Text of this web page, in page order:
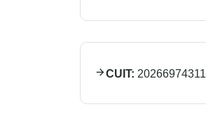
CUIT: 20266974311